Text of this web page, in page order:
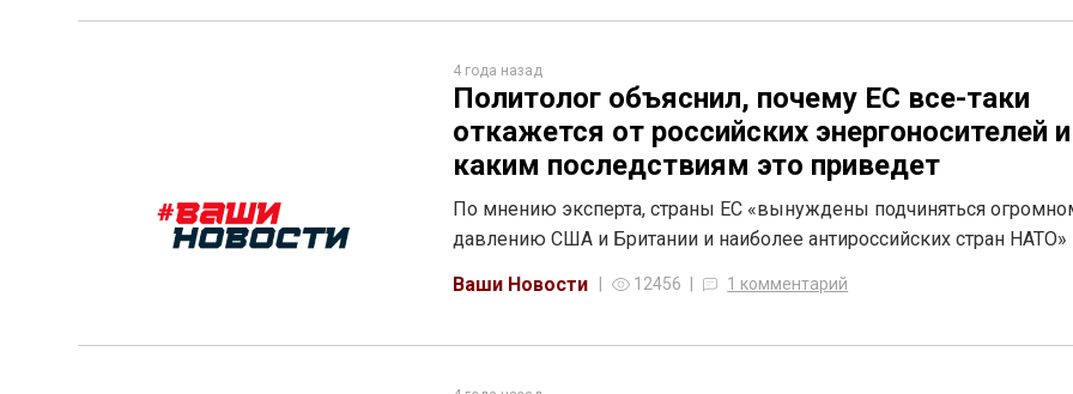
4 года назад
Политолог объяснил, почему ЕС все-таки
откажется от российских энергоносителей
каким последствиям это приведет
По мнению эксперта, страны ЕС «вынуждены подчиняться
давлению США и Британии и наиболее антироссийских стран НАТО»
Ваши Новости
12456 1 комментарий